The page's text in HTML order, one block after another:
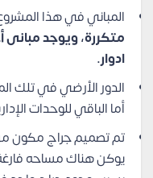
المباني في هذا
متكررة، ويوجد مبانى
ادوار.
الدور الأرضي في تلك
أما الباقي للوحدات
تم تصميم جراج مكون
يوكن هناك مساحه